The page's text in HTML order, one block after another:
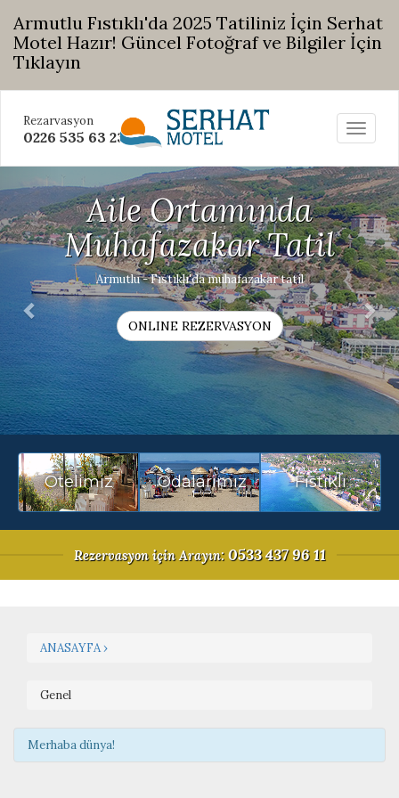
Armutlu Fıstıklı'da 2025 Tatiliniz İçin Serhat
Motel Hazır! Güncel Fotoğraf ve Bilgiler İçin
Tıklayın
Toggle
Rezarvasyon
0226 535 63 23
Aile Ortamında
Muhafazakar Tatil
Armutlu - Fıstıklı'da muhafazakar tatil
ONLINE REZERVASYON
Previous
Otelimiz Odalarımız Fıstıklı
Rezervasyoniçin Arayın:0533 437 96 11
ANASAYFA ›
Genel
Merhaba dünya!